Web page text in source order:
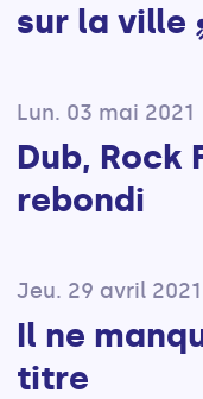
sur la
Lun. 03 mai 2021
Dub, Rock
rebondi
Jeu. 29 avril 2021
Il ne
titre